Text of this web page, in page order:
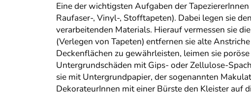
Eine der wichtigsten Aufgaben der
Raufaser-, Vinyl-, Stofftapeten). Dabei legen sie
verarbeitenden Materials. Hierauf vermessen sie
(Verlegen von Tapeten) entfernen sie alte
Deckenflächen zu gewährleisten, leimen sie
Untergrundschäden mit Gips- oder Zellulose-
sie mit Untergrundpapier, der sogenannten
DekorateurInnen mit einer Bürste den Kleister auf